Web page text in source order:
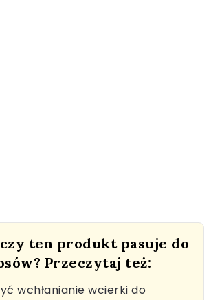
ten produkt pasuje do
Przeczytaj też:
wchłanianie wcierki do